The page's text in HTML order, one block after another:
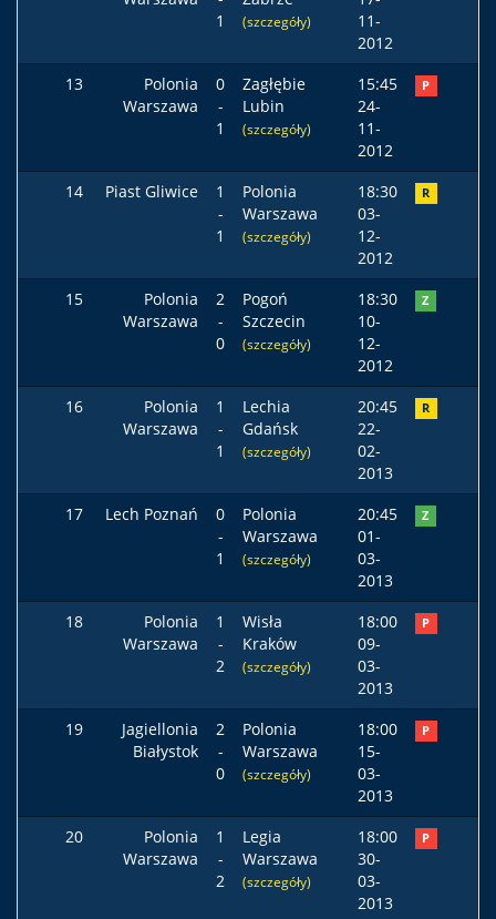
1
(szczegóły)
11-
2012
13
Polonia
Warszawa
0
-
1
Zagłębie
Lubin
(szczegóły)
15:45
24-
11-
2012
P
14 Piast Gliwice
1
-
1
Polonia
Warszawa
(szczegóły)
18:30
03-
12-
2012
R
15
Polonia
Warszawa
2
-
0
Pogoń
Szczecin
(szczegóły)
18:30
10-
12-
2012
Z
16
Polonia
Warszawa
1
-
1
Lechia
Gdańsk
(szczegóły)
20:45
22-
02-
2013
R
17 Lech Poznań
0
-
1
Polonia
Warszawa
(szczegóły)
20:45
01-
03-
2013
Z
18
Polonia
Warszawa
1
-
2
Wisła
Kraków
(szczegóły)
18:00
09-
03-
2013
P
19
Jagiellonia
Białystok
2
-
0
Polonia
Warszawa
(szczegóły)
18:00
15-
03-
2013
P
20
Polonia
Warszawa
1
-
2
Legia
Warszawa
(szczegóły)
18:00
30-
03-
2013
P